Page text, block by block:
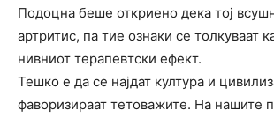
Подоцна беше откриено дека тој
артритис, па тие ознаки се толкуваат
нивниот терапевтски ефект.
Тешко е да се најдат култура и
фаворизираат тетоважите. На нашите